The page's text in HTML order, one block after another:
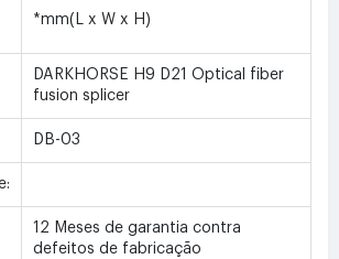
*mm(L x W x H)
DARKHORSE H9 D21 Optical fiber
fusion splicer
DB-03
12 Meses de garantia contra
defeitos de fabricação